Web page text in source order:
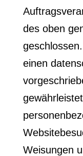
des oben
einen
Weisungen